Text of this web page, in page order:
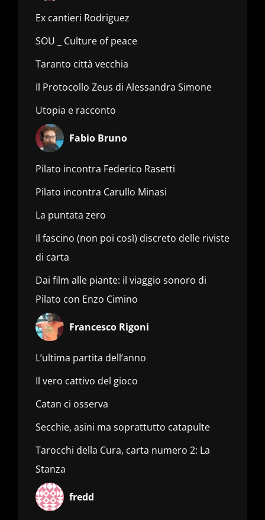
Ex cantieri Rodriguez
SOU _ Culture of peace
Taranto città vecchia
Il Protocollo Zeus di Alessandra Simone
Utopia e racconto
Fabio Bruno
Pilato incontra Federico Rasetti
Pilato incontra Carullo Minasi
La puntata zero
Il fascino (non poi così) discreto delle riviste
di carta
Dai film alle piante: il viaggio sonoro di
Pilato con Enzo Cimino
Francesco Rigoni
L’ultima partita dell’anno
Il vero cattivo del gioco
Catan ci osserva
Secchie, asini ma soprattutto catapulte
Tarocchi della Cura, carta numero 2: La
Stanza
fredd